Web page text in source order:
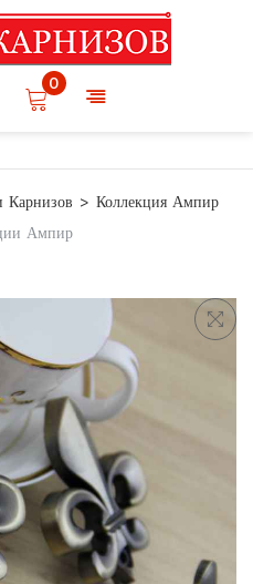
0
Карнизов
Коллекция Ампир
Ампир